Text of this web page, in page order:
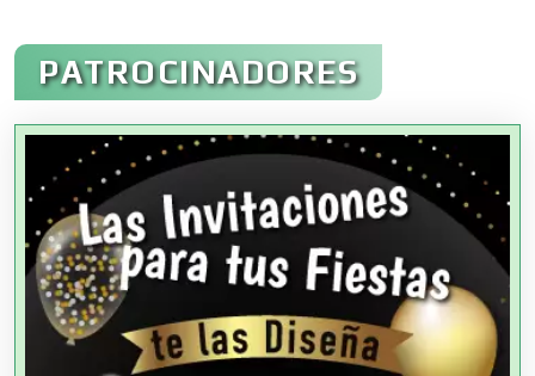
Administración de Empresas
Agencias Aduanales
Agencias de Autos
Agencias de Cobranza
PATROCINADORES